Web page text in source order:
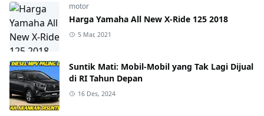
motor
Harga Yamaha All New X-Ride 125 2018
5 Mar, 2021
Suntik Mati: Mobil-Mobil yang Tak Lagi Dijual
di RI Tahun Depan
16 Des, 2024